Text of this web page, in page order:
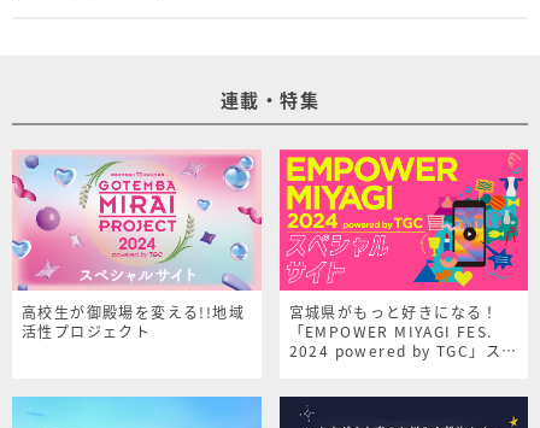
連載・特集
高校生が御殿場を変える!!地域
活性プロジェクト
宮城県がもっと好きになる！
「EMPOWER MIYAGI FES.
2024 powered by TGC」スペ